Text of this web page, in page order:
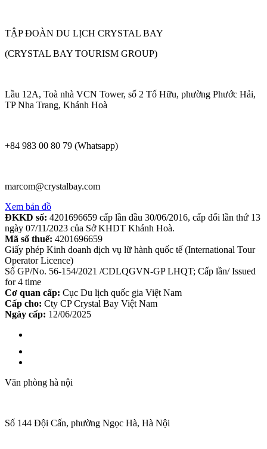
TẬP ĐOÀN DU LỊCH CRYSTAL BAY
(CRYSTAL BAY TOURISM GROUP)
Lầu 12A, Toà nhà VCN Tower, số 2 Tố Hữu, phường Phước Hải,
TP Nha Trang, Khánh Hoà
+84 983 00 80 79 (Whatsapp)
marcom@crystalbay.com
Xem bản đồ
ĐKKD số: 4201696659 cấp lần đầu 30/06/2016, cấp đổi lần thứ 13
ngày 07/11/2023 của Sở KHDT Khánh Hoà.
Mã số thuế: 4201696659
Giấy phép Kinh doanh dịch vụ lữ hành quốc tế (International Tour
Operator Licence)
Số GP/No. 56-154/2021 /CDLQGVN-GP LHQT; Cấp lần/ Issued
for 4 time
Cơ quan cấp: Cục Du lịch quốc gia Việt Nam
Cấp cho: Cty CP Crystal Bay Việt Nam
Ngày cấp: 12/06/2025
Văn phòng hà nội
Số 144 Đội Cấn, phường Ngọc Hà, Hà Nội